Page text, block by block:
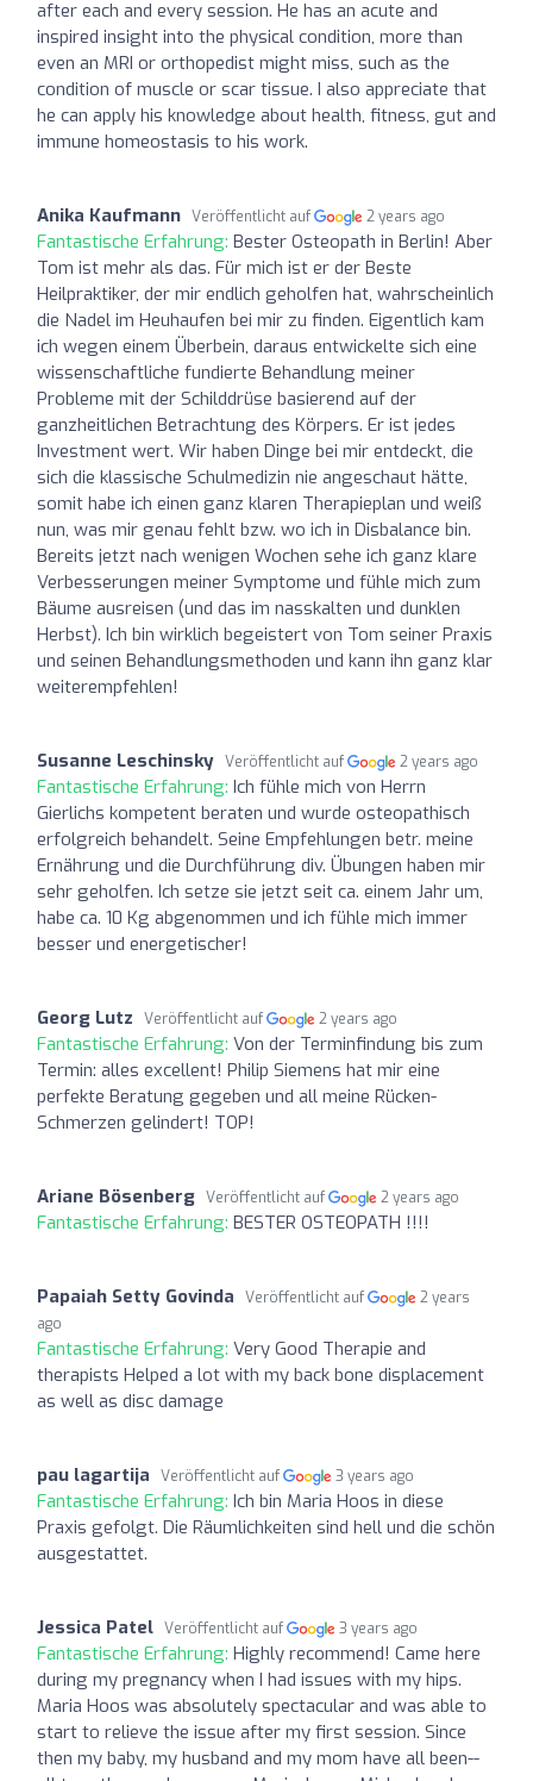
after each and every session. He has an acute and
inspired insight into the physical condition, more than
even an MRI or orthopedist might miss, such as the
condition of muscle or scar tissue. I also appreciate that
he can apply his knowledge about health, fitness, gut and
immune homeostasis to his work.
Anika Kaufmann Veröffentlicht auf 2 years ago
Fantastische Erfahrung: Bester Osteopath in Berlin! Aber
Tom ist mehr als das. Für mich ist er der Beste
Heilpraktiker, der mir endlich geholfen hat, wahrscheinlich
die Nadel im Heuhaufen bei mir zu finden. Eigentlich kam
ich wegen einem Überbein, daraus entwickelte sich eine
wissenschaftliche fundierte Behandlung meiner
Probleme mit der Schilddrüse basierend auf der
ganzheitlichen Betrachtung des Körpers. Er ist jedes
Investment wert. Wir haben Dinge bei mir entdeckt, die
sich die klassische Schulmedizin nie angeschaut hätte,
somit habe ich einen ganz klaren Therapieplan und weiß
nun, was mir genau fehlt bzw. wo ich in Disbalance bin.
Bereits jetzt nach wenigen Wochen sehe ich ganz klare
Verbesserungen meiner Symptome und fühle mich zum
Bäume ausreisen (und das im nasskalten und dunklen
Herbst). Ich bin wirklich begeistert von Tom seiner Praxis
und seinen Behandlungsmethoden und kann ihn ganz klar
weiterempfehlen!
Susanne Leschinsky Veröffentlicht auf 2 years ago
Fantastische Erfahrung: Ich fühle mich von Herrn
Gierlichs kompetent beraten und wurde osteopathisch
erfolgreich behandelt. Seine Empfehlungen betr. meine
Ernährung und die Durchführung div. Übungen haben mir
sehr geholfen. Ich setze sie jetzt seit ca. einem Jahr um,
habe ca. 10 Kg abgenommen und ich fühle mich immer
besser und energetischer!
Georg Lutz Veröffentlicht auf 2 years ago
Fantastische Erfahrung: Von der Terminfindung bis zum
Termin: alles excellent! Philip Siemens hat mir eine
perfekte Beratung gegeben und all meine Rücken-
Schmerzen gelindert! TOP!
Ariane Bösenberg Veröffentlicht auf 2 years ago
Fantastische Erfahrung: BESTER OSTEOPATH !!!!
Papaiah Setty Govinda Veröffentlicht auf
2 years
ago
Fantastische Erfahrung: Very Good Therapie and
therapists Helped a lot with my back bone displacement
as well as disc damage
pau lagartija Veröffentlicht auf 3 years ago
Fantastische Erfahrung: Ich bin Maria Hoos in diese
Praxis gefolgt. Die Räumlichkeiten sind hell und die schön
ausgestattet.
Jessica Patel Veröffentlicht auf 3 years ago
Fantastische Erfahrung: Highly recommend! Came here
during my pregnancy when I had issues with my hips.
Maria Hoos was absolutely spectacular and was able to
start to relieve the issue after my first session. Since
then my baby, my husband and my mom have all been--